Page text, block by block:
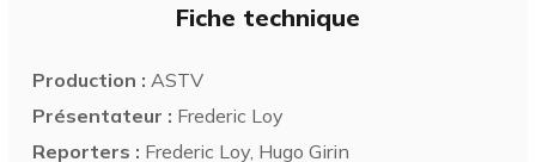
Fiche technique
Production : ASTV
Présentateur : Frederic Loy
Reporters : Frederic Loy, Hugo Girin